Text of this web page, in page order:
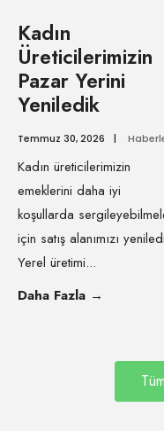
Kadın
Üreticilerimizin
Pazar Yerini
Yeniledik
Temmuz 30, 2026 |
Kadın üreticilerimizin
emeklerini daha iyi
koşullarda
için satış alanımızı
Yerel üretimi...
Daha Fazla →